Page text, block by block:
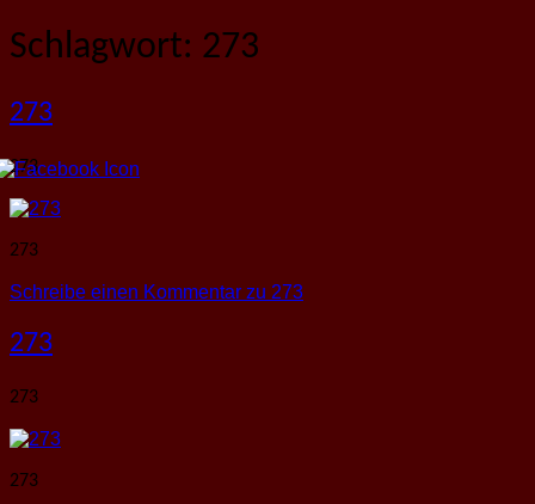
Schlagwort: 273
273
273
273
Schreibe einen Kommentar zu 273
273
273
273